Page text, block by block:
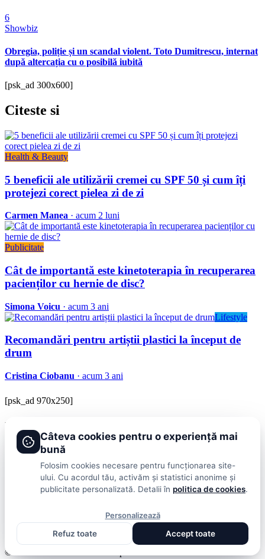
6
Showbiz
Obregia, poliție și un scandal violent. Toto Dumitrescu, internat
după altercația cu o posibilă iubită
[psk_ad 300x600]
Citeste si
Health & Beauty
5 beneficii ale utilizării cremei cu SPF 50 și cum îți
protejezi corect pielea zi de zi
Carmen Manea · acum 2 luni
Publicitate
Cât de importantă este kinetoterapia în recuperarea
pacienților cu hernie de disc?
Simona Voicu · acum 3 ani
Lifestyle
Recomandări pentru artiștii plastici la început de
drum
Cristina Ciobanu · acum 3 ani
[psk_ad 970x250]
BRAVOnet
Showbiz, vedete si tot ce misca in lumea mondena
ShowbizPublicitateLifestyleHealth & BeautyCasa si Gradina
Publicitate Politica De ConfidentialitateHomeTermeni și
Condiții
© 2026 BRAVOnet. Toate drepturile rezervate.
Câteva cookies pentru o experiență mai
bună
Folosim cookies necesare pentru funcționarea site-
ului. Cu acordul tău, activăm și statistici anonime și
publicitate personalizată. Detalii în politica de cookies.
Personalizează
Refuz toate
Accept toate